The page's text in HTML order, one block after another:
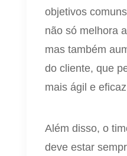
objetivos
não só melhora
mas também
do cliente, que
mais ágil e
Além disso, o
deve estar